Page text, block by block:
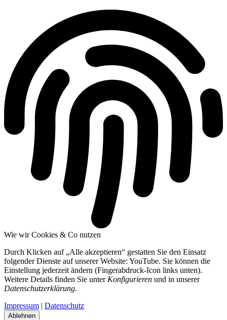
Wie wir Cookies & Co nutzen
Durch Klicken auf „Alle akzeptieren“ gestatten Sie den Einsatz
folgender Dienste auf unserer Website: YouTube. Sie können die
Einstellung jederzeit ändern (Fingerabdruck-Icon links unten).
Weitere Details finden Sie unter Konfigurieren und in unserer
Datenschutzerklärung.
Impressum | Datenschutz
Ablehnen